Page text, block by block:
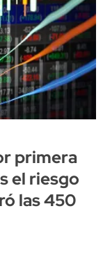
primera
el riesgo
las 450